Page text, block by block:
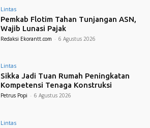
Lintas
Pemkab Flotim Tahan Tunjangan ASN,
Wajib Lunasi Pajak
Redaksi Ekorantt.com - 6 Agustus 2026
Lintas
Sikka Jadi Tuan Rumah Peningkatan
Kompetensi Tenaga Konstruksi
Petrus Popi - 6 Agustus 2026
Lintas